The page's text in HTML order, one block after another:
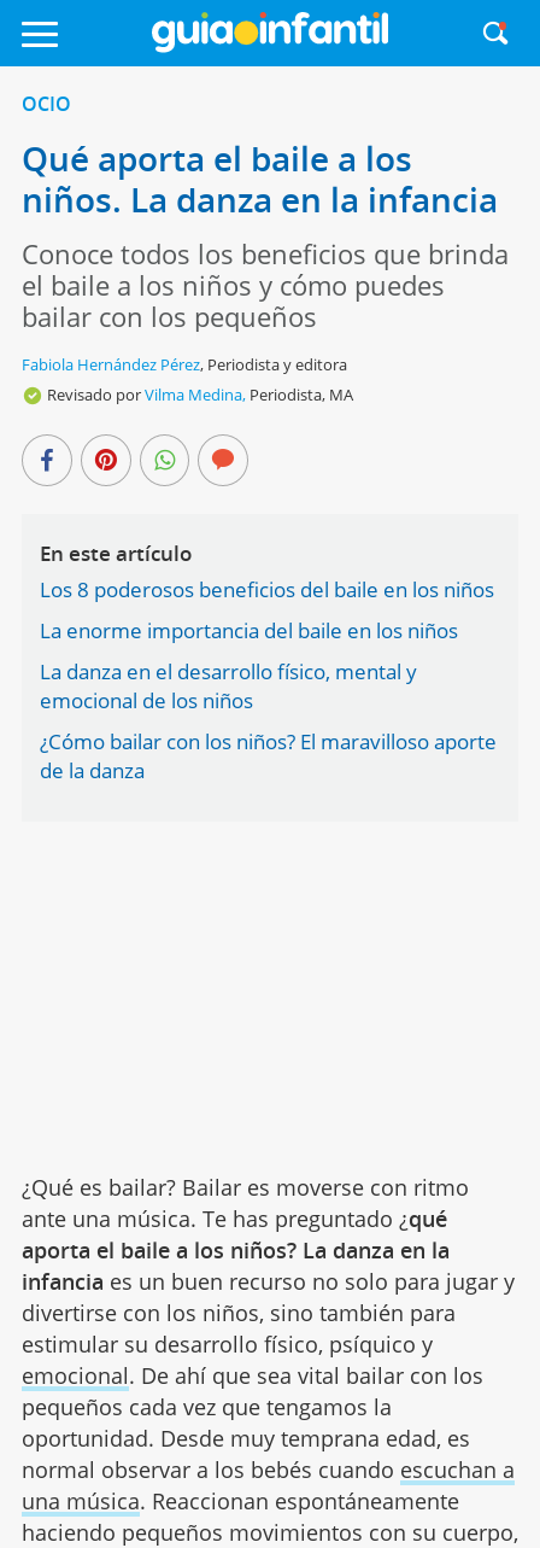
OCIO
Qué aporta el baile a los
niños. La danza en la infancia
Conoce todos los beneficios que brinda
el baile a los niños y cómo puedes
bailar con los pequeños
Fabiola Hernández Pérez, Periodista y editora
Revisado porVilma Medina, Periodista, MA
En este artículo
Los 8 poderosos beneficios del baile en los niños
La enorme importancia del baile en los niños
La danza en el desarrollo físico, mental y
emocional de los niños
¿Cómo bailar con los niños? El maravilloso aporte
de la danza
¿Qué es bailar? Bailar es moverse con ritmo
ante una música. Te has preguntado ¿qué
aporta el baile a los niños? La danza en la
infancia es un buen recurso no solo para jugar y
divertirse con los niños, sino también para
estimular su desarrollo físico, psíquico y
emocional. De ahí que sea vital bailar con los
pequeños cada vez que tengamos la
oportunidad. Desde muy temprana edad, es
normal observar a los bebés cuando escuchan a
una música. Reaccionan espontáneamente
haciendo pequeños movimientos con su cuerpo,